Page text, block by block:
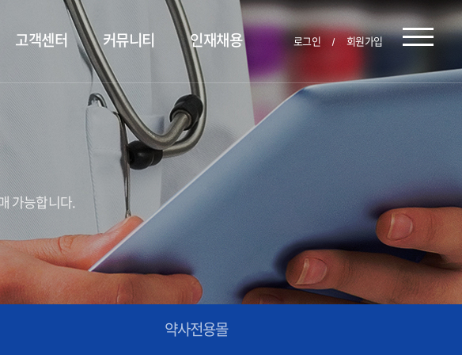
고객센터 커뮤니티 인재채용 로그인 회원가입
가능합니다.
약사전용몰